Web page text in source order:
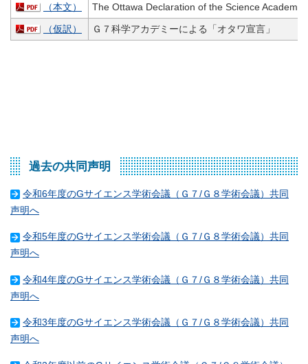
（本文）
The Ottawa Declaration of the Science
（仮訳）
Ｇ７科学アカデミーによる「オタワ宣言」
過去の共同声明
令和6年度のGサイエンス学術会議（Ｇ７/Ｇ８学術会議）共同
声明へ
令和5年度のGサイエンス学術会議（Ｇ７/Ｇ８学術会議）共同
声明へ
令和4年度のGサイエンス学術会議（Ｇ７/Ｇ８学術会議）共同
声明へ
令和3年度のGサイエンス学術会議（Ｇ７/Ｇ８学術会議）共同
声明へ